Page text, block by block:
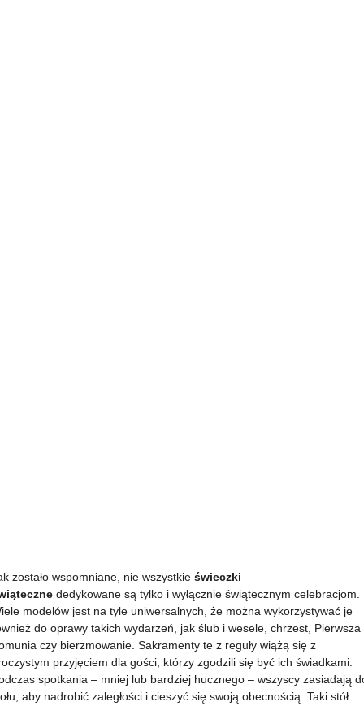
zostało wspomniane, nie wszystkie świeczki
dedykowane są tylko i wyłącznie świątecznym celebracjom.
modelów jest na tyle uniwersalnych, że można wykorzystywać je
do oprawy takich wydarzeń, jak ślub i wesele, chrzest, Pierwsza
czy bierzmowanie. Sakramenty te z reguły wiążą się z
przyjęciem dla gości, którzy zgodzili się być ich świadkami.
spotkania – mniej lub bardziej hucznego – wszyscy zasiadają
aby nadrobić zaległości i cieszyć się swoją obecnością. Taki stół